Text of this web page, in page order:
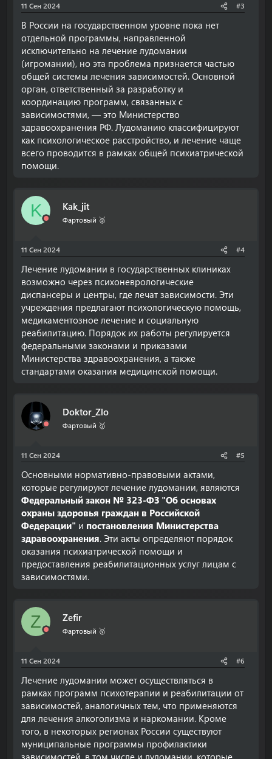
11 Сен 2024 #3
В России на государственном уровне пока нет
отдельной программы, направленной
исключительно на лечение лудомании
(игромании), но эта проблема признается частью
общей системы лечения зависимостей. Основной
орган, ответственный за разработку и
координацию программ, связанных с
зависимостями, — это Министерство
здравоохранения РФ. Лудоманию классифицируют
как психологическое расстройство, и лечение чаще
всего проводится в рамках общей психиатрической
помощи.
K Kak_jit
Фартовый 🥈
11 Сен 2024 #4
Лечение лудомании в государственных клиниках
возможно через психоневрологические
диспансеры и центры, где лечат зависимости. Эти
учреждения предлагают психологическую помощь,
медикаментозное лечение и социальную
реабилитацию. Порядок их работы регулируется
федеральными законами и приказами
Министерства здравоохранения, а также
стандартами оказания медицинской помощи.
Doktor_Zlo
Фартовый 🥇
11 Сен 2024 #5
Основными нормативно-правовыми актами,
которые регулируют лечение лудомании, являются
Федеральный закон № 323-ФЗ "Об основах
охраны здоровья граждан в Российской
Федерации" и постановления Министерства
здравоохранения. Эти акты определяют порядок
оказания психиатрической помощи и
предоставления реабилитационных услуг лицам с
зависимостями.
Z Zefir
Фартовый 🥇
11 Сен 2024 #6
Лечение лудомании может осуществляться в
рамках программ психотерапии и реабилитации от
зависимостей, аналогичных тем, что применяются
для лечения алкоголизма и наркомании. Кроме
того, в некоторых регионах России существуют
муниципальные программы профилактики
зависимостей, в том числе и лудомании, которые